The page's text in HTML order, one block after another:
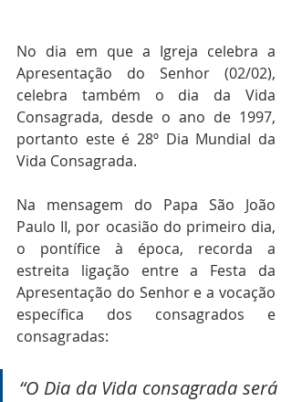
No dia em que a Igreja celebra a
Apresentação do Senhor (02/02),
celebra também o dia da Vida
Consagrada, desde o ano de 1997,
portanto este é 28º Dia Mundial da
Vida Consagrada.
Na mensagem do Papa São João
Paulo II, por ocasião do primeiro dia,
o pontífice à época, recorda a
estreita ligação entre a Festa da
Apresentação do Senhor e a vocação
específica dos consagrados e
consagradas:
“O Dia da Vida consagrada será